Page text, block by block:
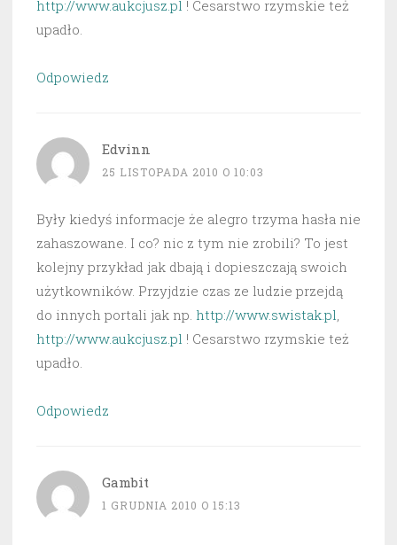
http://www.aukcjusz.pl ! Cesarstwo rzymskie też
upadło.
Odpowiedz
Edvinn
25 LISTOPADA 2010 O 10:03
Były kiedyś informacje że alegro trzyma hasła nie
zahaszowane. I co? nic z tym nie zrobili? To jest
kolejny przykład jak dbają i dopieszczają swoich
użytkowników. Przyjdzie czas ze ludzie przejdą
do innych portali jak np. http://www.swistak.pl,
http://www.aukcjusz.pl ! Cesarstwo rzymskie też
upadło.
Odpowiedz
Gambit
1 GRUDNIA 2010 O 15:13